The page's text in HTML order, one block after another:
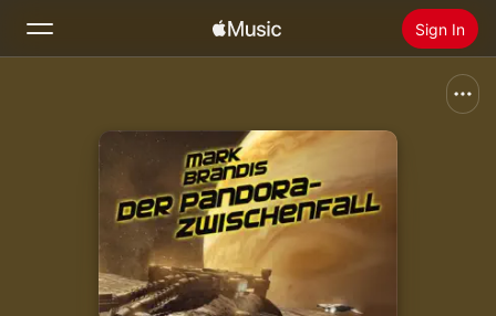
Sign In
Home
Radio
Install Apple Music